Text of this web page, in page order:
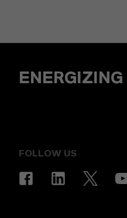
ENERGIZING
FOLLOW US